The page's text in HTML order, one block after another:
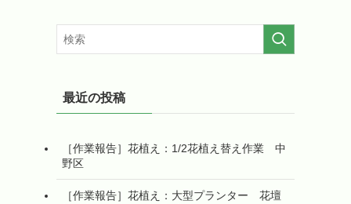
最近の投稿
［作業報告］花植え：1/2花植え替え作業 中
野区
［作業報告］花植え：大型プランター 花壇